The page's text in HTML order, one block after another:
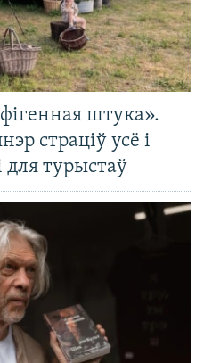
штука».
страціў усё і
для турыстаў